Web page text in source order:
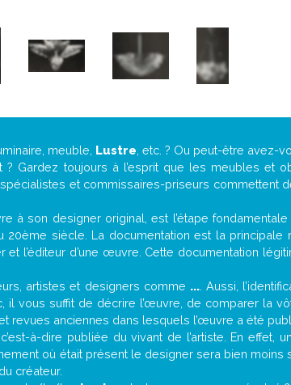
meuble, Lustre , etc. ? Ou peut-être avez-
Gardez toujours à l’esprit que les meubles et
et commissaires-priseurs commettent
à son designer original, est l’étape
20ème siècle. La documentation est la principale
l’éditeur d’une œuvre. Cette documentation
artistes et designers comme .... Aussi,
il vous suffit de décrire l’œuvre, de comparer la
revues anciennes dans lesquels l’œuvre a été
à-dire publiée du vivant de l’artiste. En effet,
où était présent le designer sera bien moins
créateur.